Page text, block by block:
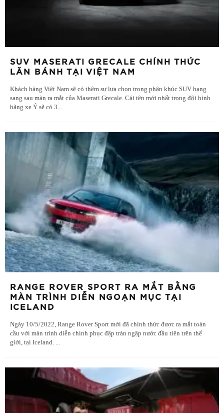
SUV MASERATI GRECALE CHÍNH THỨC
LĂN BÁNH TẠI VIỆT NAM
Khách hàng Việt Nam sẽ có thêm sự lựa chọn trong phân khúc SUV hạng
sang sau màn ra mắt của Maserati Grecale. Cái tên mới nhất trong đội hình
hãng xe Ý sẽ có 3...
RANGE ROVER SPORT RA MẮT BẰNG
MÀN TRÌNH DIỄN NGOẠN MỤC TẠI
ICELAND
Ngày 10/5/2022, Range Rover Sport mới đã chính thức được ra mắt toàn
cầu với màn trình diễn chinh phục đập tràn ngập nước đầu tiên trên thế
giới, tại Iceland. ...